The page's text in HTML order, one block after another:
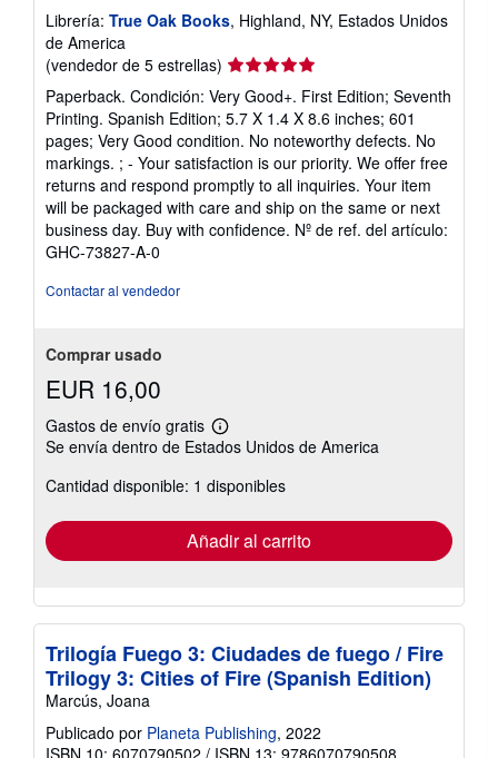
Librería: True Oak Books, Highland, NY, Estados Unidos
de America
(vendedor de 5 estrellas) Calificación
vendedor:
5
de
5
estrellas
Paperback. Condición: Very Good+. First Edition; Seventh
Printing. Spanish Edition; 5.7 X 1.4 X 8.6 inches; 601
pages; Very Good condition. No noteworthy defects. No
markings. ; - Your satisfaction is our priority. We offer free
returns and respond promptly to all inquiries. Your item
will be packaged with care and ship on the same or next
business day. Buy with confidence. Nº de ref. del artículo:
GHC-73827-A-0
Contactar al vendedor
Comprar usado
EUR 16,00
Gastos de envío gratis
Más
información
las
tarifas
envío
Se envía dentro de Estados Unidos de America
Cantidad disponible: 1 disponibles
Añadir al carrito
Trilogía Fuego 3: Ciudades de fuego / Fire
Trilogy 3: Cities of Fire (Spanish Edition)
Marcús, Joana
Publicado por Planeta Publishing, 2022
ISBN 10: 6070790502 / ISBN 13: 9786070790508